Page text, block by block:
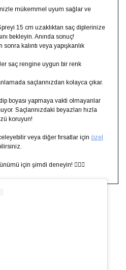
mükemmel uyum sağlar ve
15 cm uzaklıktan saç diplerinize
bekleyin. Anında sonuç!
sonra kalıntı veya yapışkanlık
saç rengine uygun bir renk
saçlarınızdan kolayca çıkar.
boyası yapmaya vakti olmayanlar
Saçlarınızdaki beyazları hızla
koruyun!
veya diğer fırsatlar için özel
için şimdi deneyin! 💇‍♀️✨